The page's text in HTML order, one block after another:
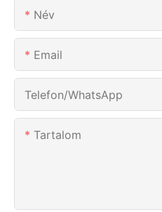
Név
Email
Telefon/WhatsApp
Tartalom